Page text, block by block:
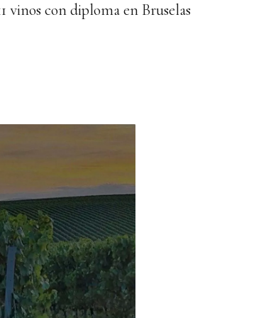
vinos con diploma en Bruselas